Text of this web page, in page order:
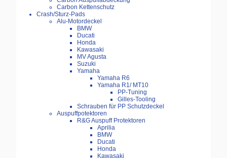
Carbon Kettenschutz
Crash/Sturz-Pads
Alu-Motordeckel
BMW
Ducati
Honda
Kawasaki
MV Agusta
Suzuki
Yamaha
Yamaha R6
Yamaha R1/ MT10
PP-Tuning
Gilles-Tooling
Schrauben für PP Schutzdeckel
Auspuffpotektoren
R&G Auspuff Protektoren
Aprilia
BMW
Ducati
Honda
Kawasaki